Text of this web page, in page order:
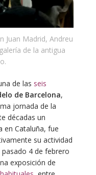
Juan Madrid, Andreu
de la antigua
de las seis
de Barcelona,
jornada de la
décadas un
en Cataluña, fue
su actividad
4 de febrero
exposición de